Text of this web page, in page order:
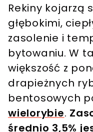
Rekiny kojarzą
głębokimi,
zasolenie i
bytowaniu. W
większość z
drapieżnych
bentosowych
wielorybie.
średnio 3,5%